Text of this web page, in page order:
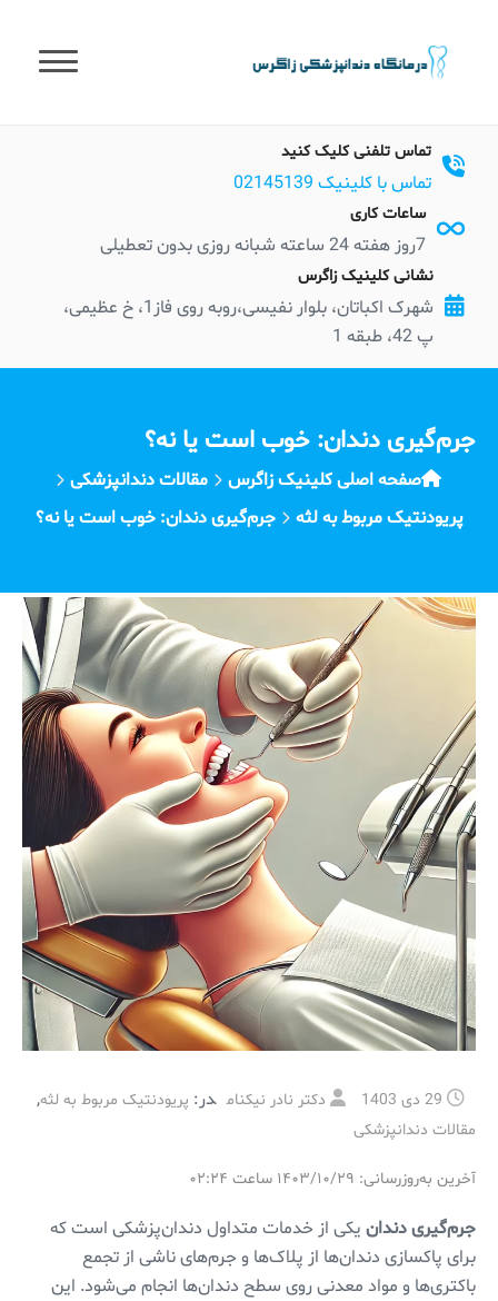
content
تماس تلفنی کلیک کنید
تماس با کلینیک 02145139
ساعات کاری
7روز هفته 24 ساعته شبانه روزی بدون تعطیلی
نشانی کلینیک زاگرس
شهرک اکباتان، بلوار نفیسی،روبه روی فاز1، خ عظیمی،
پ 42، طبقه 1
جرم‌گیری دندان: خوب است یا نه؟
صفحه اصلی کلینیک زاگرس
مقالات دندانپزشکی
پریودنتیک مربوط به لثه
جرم‌گیری دندان: خوب است یا نه؟
29 دی 1403 دکتر نادر نیکنام در: پریودنتیک مربوط به لثه,
مقالات دندانپزشکی
آخرین به‌روزرسانی: ۱۴۰۳/۱۰/۲۹ ساعت ۰۲:۲۴
جرم‌گیری دندان یکی از خدمات متداول دندان‌پزشکی است که
برای پاکسازی دندان‌ها از پلاک‌ها و جرم‌های ناشی از تجمع
باکتری‌ها و مواد معدنی روی سطح دندان‌ها انجام می‌شود. این